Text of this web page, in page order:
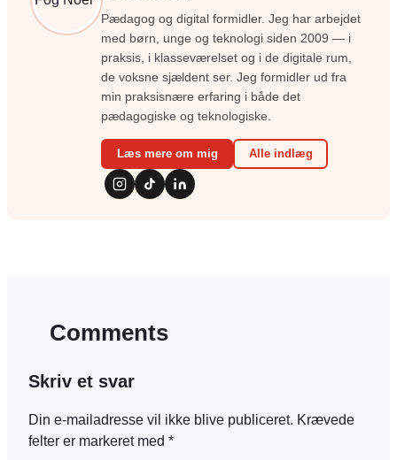
Pædagog og digital formidler. Jeg har arbejdet
med børn, unge og teknologi siden 2009 — i
praksis, i klasseværelset og i de digitale rum,
de voksne sjældent ser. Jeg formidler ud fra
min praksisnære erfaring i både det
pædagogiske og teknologiske.
Læs mere om mig Alle indlæg
Comments
Skriv et svar
Din e-mailadresse vil ikke blive publiceret. Krævede
felter er markeret med *